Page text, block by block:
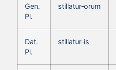
Gen.
Pl.
stillatur‑orum
Dat.
Pl.
stillatur‑is